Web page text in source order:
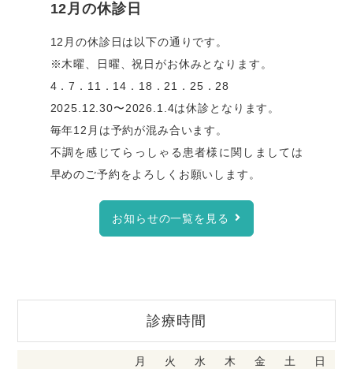
12月の休診日
12月の休診日は以下の通りです。
※木曜、日曜、祝日がお休みとなります。
4．7．11．14．18．21．25．28
2025.12.30〜2026.1.4は休診となります。
毎年12月は予約が混み合います。
不調を感じてらっしゃる患者様に関しましては
早めのご予約をよろしくお願いします。
す。WEB予約は24h365日可能です。
臨時休診のお知らせ
3/ 18 〜3/21 休診となります。
お知らせの一覧を見る
診療時間
月 火 水 木 金 土 日